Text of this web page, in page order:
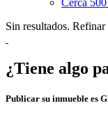
Cerca
Sin resultados.
¿Tiene algo
Publicar su inmueble es